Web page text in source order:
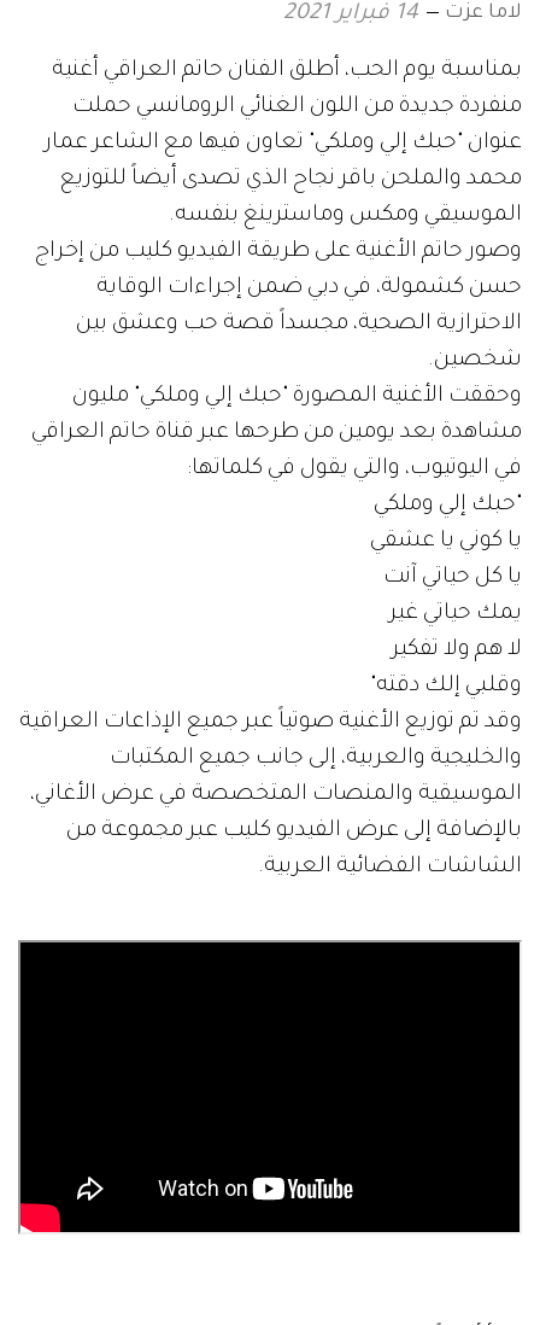
لاما عزت 14 فبراير 2021
بمناسبة يوم الحب، أطلق الفنان حاتم العراقي أغنية
منفردة جديدة من اللون الغنائي الرومانسي حملت
عنوان "حبك إلي وملكي" تعاون فيها مع الشاعر عمار
محمد والملحن باقر نجاح الذي تصدى أيضاً للتوزيع
الموسيقي ومكس وماسترينغ بنفسه.
وصور حاتم الأغنية على طريقة الفيديو كليب من إخراج
حسن كشمولة، في دبي ضمن إجراءات الوقاية
الاحترازية الصحية، مجسداً قصة حب وعشق بين
شخصين.
وحققت الأغنية المصورة "حبك إلي وملكي" مليون
مشاهدة بعد يومين من طرحها عبر قناة حاتم العراقي
في اليوتيوب، والتي يقول في كلماتها:
"حبك إلي وملكي
يا كوني يا عشقي
يا كل حياتي آنت
يمك حياتي غير
لا هم ولا تفكير
وقلبي إلك دقته"
وقد تم توزيع الأغنية صوتياً عبر جميع الإذاعات العراقية
والخليجية والعربية، إلى جانب جميع المكتبات
الموسيقية والمنصات المتخصصة في عرض الأغاني،
بالإضافة إلى عرض الفيديو كليب عبر مجموعة من
الشاشات الفضائية العربية.